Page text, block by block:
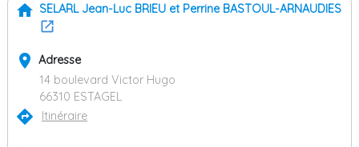
home SELARL Jean-Luc BRIEU et Perrine BASTOUL-ARNAUDIES
place Adresse
14 boulevard Victor Hugo
66310 ESTAGEL
directions Itinéraire